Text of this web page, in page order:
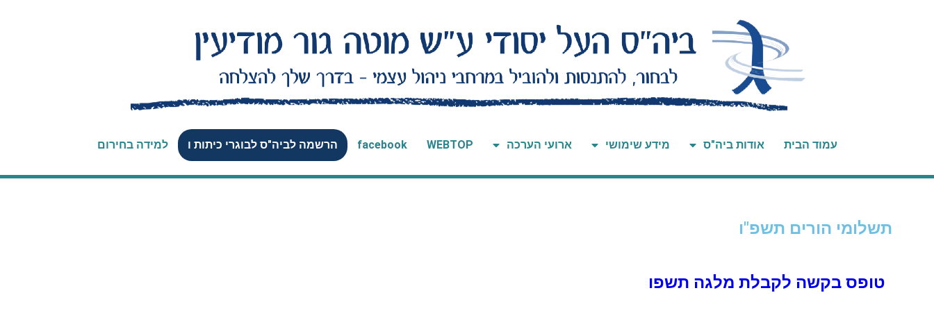
עמוד הבית אודות ביה"ס מידע שימושי ארועי הערכה WEBTOP
facebook הרשמה לביה"ס לבוגרי כיתות ו למידה בחירום
תשלומי הורים תשפ"ו
טופס בקשה לקבלת מלגה תשפו